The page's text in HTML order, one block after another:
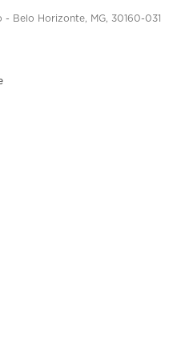
Belo Horizonte, MG, 30160-031